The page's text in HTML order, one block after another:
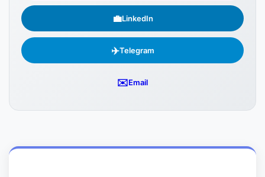
💼LinkedIn
✈️Telegram
✉️Email